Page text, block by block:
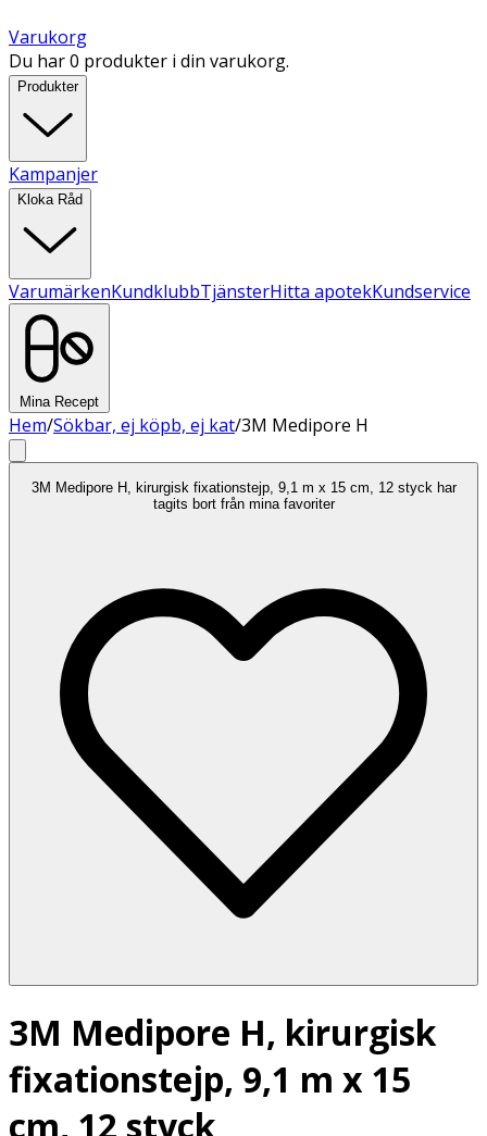
Varukorg
Du har 0 produkter i din varukorg.
Produkter
Kampanjer
Kloka Råd
VarumärkenKundklubbTjänsterHitta apotekKundservice
Mina Recept
Hem/Sökbar, ej köpb, ej kat/3M Medipore H
3M Medipore H, kirurgisk fixationstejp, 9,1 m x 15 cm, 12 styck har
tagits bort från mina favoriter
3M Medipore H, kirurgisk
fixationstejp, 9,1 m x 15
cm, 12 styck